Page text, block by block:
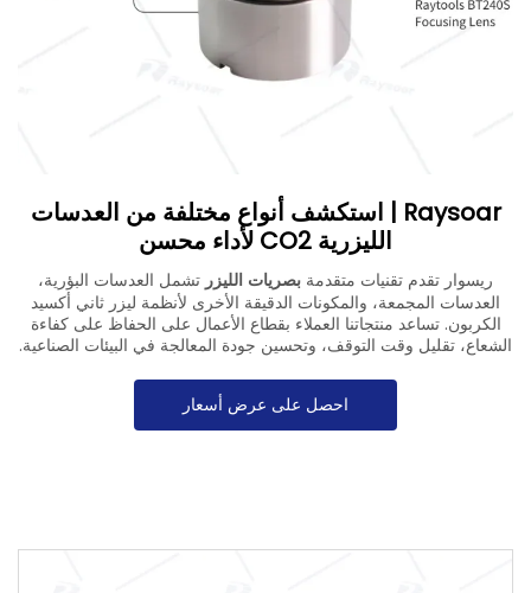
اتصل بنا
Raysoar | استكشف أنواع مختلفة من العدسات
الليزرية CO2 لأداء محسن
ريسوار تقدم تقنيات متقدمة بصريات الليزر تشمل العدسات البؤرية،
العدسات المجمعة، والمكونات الدقيقة الأخرى لأنظمة ليزر ثاني أكسيد
الكربون. تساعد منتجاتنا العملاء بقطاع الأعمال على الحفاظ على كفاءة
الشعاع، تقليل وقت التوقف، وتحسين جودة المعالجة في البيئات الصناعية.
احصل على عرض أسعار